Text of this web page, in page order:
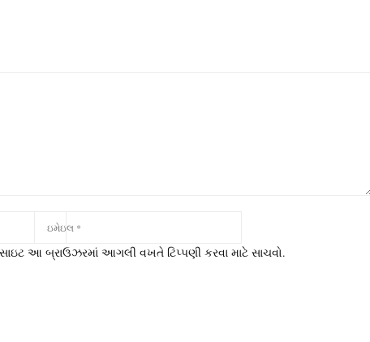
આ બ્રાઉઝરમાં આગલી વખતે ટિપ્પણી કરવા માટે સાચવો.